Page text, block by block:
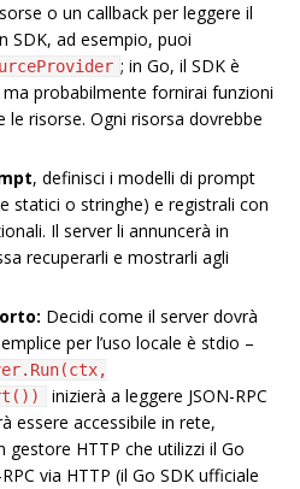
o un callback per leggere il
SDK, ad esempio, puoi
; in Go, il SDK è
probabilmente fornirai funzioni
le risorse. Ogni risorsa dovrebbe
, definisci i modelli di prompt
statici o stringhe) e registrali con
Il server li annuncerà in
recuperarli e mostrarli agli
Decidi come il server dovrà
per l’uso locale è stdio –
inizierà a leggere JSON-RPC
essere accessibile in rete,
HTTP che utilizzi il Go
via HTTP (il Go SDK ufficiale